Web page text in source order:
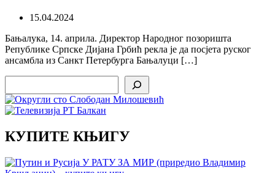
15.04.2024
Бањалука, 14. априла. Директор Народног позоришта
Републике Српске Дијана Грбић рекла је да посјета руског
ансамбла из Санкт Петербурга Бањалуци […]
КУПИТЕ КЊИГУ